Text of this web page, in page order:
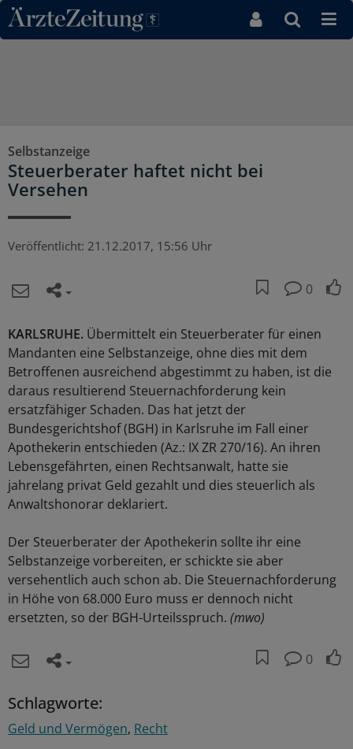
Direkt zum Inhaltsbereich
Selbstanzeige
Steuerberater haftet nicht bei
Versehen
Veröffentlicht: 21.12.2017, 15:56 Uhr
0
KARLSRUHE. Übermittelt ein Steuerberater für einen
Mandanten eine Selbstanzeige, ohne dies mit dem
Betroffenen ausreichend abgestimmt zu haben, ist die
daraus resultierend Steuernachforderung kein
ersatzfähiger Schaden. Das hat jetzt der
Bundesgerichtshof (BGH) in Karlsruhe im Fall einer
Apothekerin entschieden (Az.: IX ZR 270/16). An ihren
Lebensgefährten, einen Rechtsanwalt, hatte sie
jahrelang privat Geld gezahlt und dies steuerlich als
Anwaltshonorar deklariert.
Der Steuerberater der Apothekerin sollte ihr eine
Selbstanzeige vorbereiten, er schickte sie aber
versehentlich auch schon ab. Die Steuernachforderung
in Höhe von 68.000 Euro muss er dennoch nicht
ersetzten, so der BGH-Urteilsspruch. (mwo)
0
Schlagworte:
Geld und Vermögen Recht